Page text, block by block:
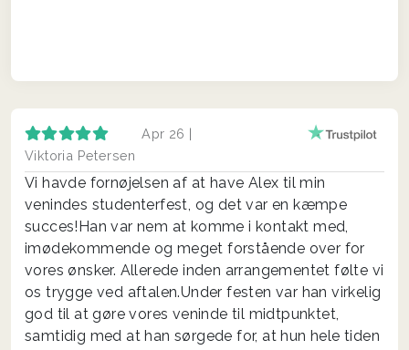
Apr 26 |
Viktoria Petersen
Vi havde fornøjelsen af at have Alex til min
venindes studenterfest, og det var en kæmpe
succes!Han var nem at komme i kontakt med,
imødekommende og meget forstående over for
vores ønsker. Allerede inden arrangementet følte vi
os trygge ved aftalen.Under festen var han virkelig
god til at gøre vores veninde til midtpunktet,
samtidig med at han sørgede for, at hun hele tiden